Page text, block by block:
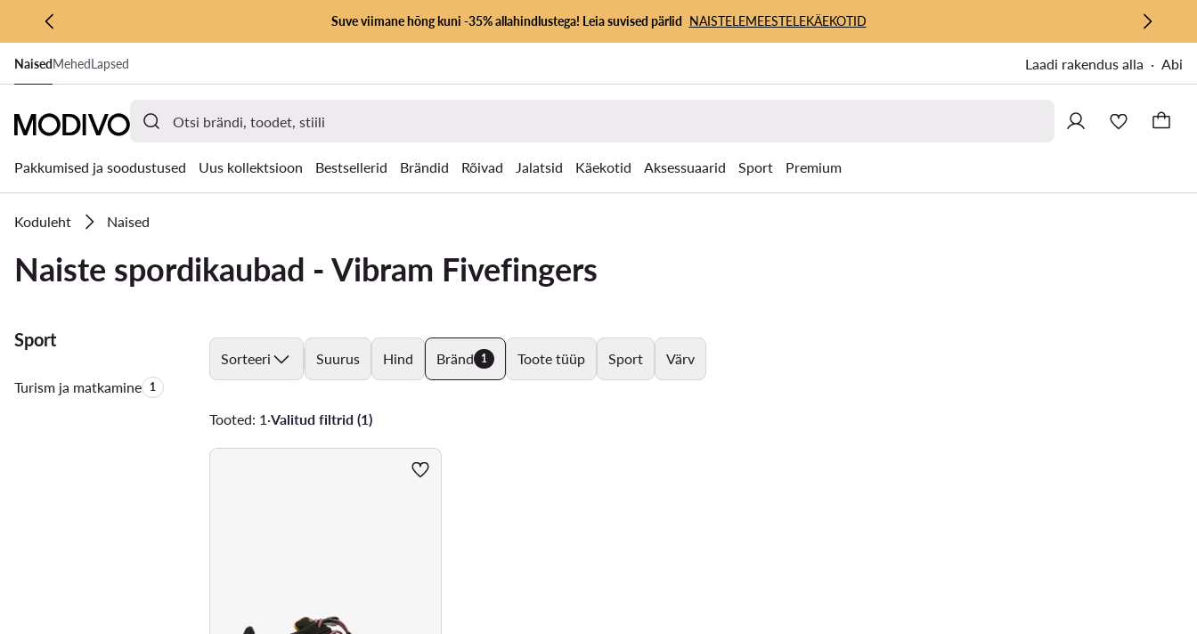
LIIGU PÕHISISU JUURDE
MINE OTSINGUSSE
Suve viimane hõng kuni -35% allahindlustega! Leia suvised pärlid NAISTELEMEESTELEKÄEKOTID
NaisedMehedLapsed Laadi rakendus alla Abi
Pakkumised ja soodustused Uus kollektsioon Bestsellerid Brändid Rõivad Jalatsid Käekotid Aksessuaarid Sport Premium
Koduleht Naised
Naiste spordikaubad - Vibram Fivefingers
Sport
Turism ja matkamineToodete arv:
1
Sorteeri Suurus Hind Bränd 1 Toote tüüp Sport Värv
Tooted: 1 ·Valitud filtrid (1)